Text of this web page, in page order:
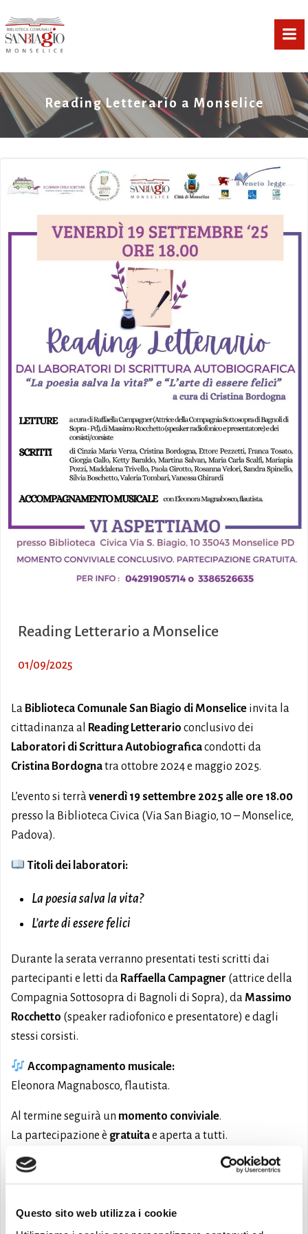
Questo sito web utilizza i cookie
Reading Letterario a Monselice
Reading Letterario a Monselice
01/09/2025
La Biblioteca Comunale San Biagio di Monselice invita la
cittadinanza al
Reading Letterario conclusivo dei
Laboratori di Scrittura Autobiograficacondotti da
Cristina Bordognatra ottobre 2024 e maggio 2025.
L’evento si terràvenerdì 19 settembre 2025 alle ore 18.00
presso la Biblioteca Civica (Via San Biagio, 10 – Monselice,
Padova).
Titoli dei laboratori:
La poesia salva la vita?
L’arte di essere felici
Durante la serata verranno presentati testi scritti dai
partecipanti e letti da Raffaella Campagner (attrice della
Compagnia Sottosopra di Bagnoli di Sopra), daMassimo
Rocchetto (speaker radiofonico e presentatore) e dagli
stessi corsisti.
Accompagnamento musicale:
Eleonora Magnabosco, flautista.
Al termine seguirà un momento conviviale.
La partecipazione è gratuitae aperta a tutti.
L’evento è inserito nell’iniziativa regionale Il Veneto legge
0429 1905714 –
338 6526635